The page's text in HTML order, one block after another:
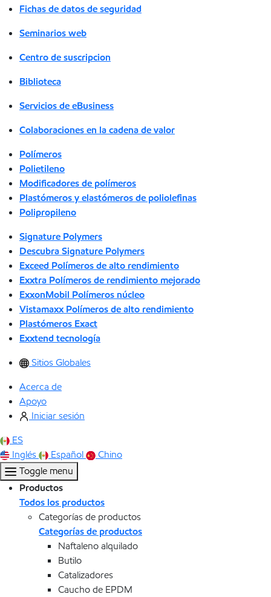
Fichas de datos de seguridad
Seminarios web
Centro de suscripcion
Biblioteca
Servicios de eBusiness
Colaboraciones en la cadena de valor
Polímeros
Polietileno
Modificadores de polímeros
Plastómeros y elastómeros de poliolefinas
Polipropileno
Signature Polymers
Descubra Signature Polymers
Exceed Polímeros de alto rendimiento
Exxtra Polímeros de rendimiento mejorado
ExxonMobil Polímeros núcleo
Vistamaxx Polímeros de alto rendimiento
Plastómeros Exact
Exxtend tecnología
Sitios Globales
Acerca de
Apoyo
Iniciar sesión
ES
Inglés
Español
Chino
Toggle menu
Productos
Todos los productos
Categorías de productos
Categorías de productos
Naftaleno alquilado
Butilo
Catalizadores
Caucho de EPDM